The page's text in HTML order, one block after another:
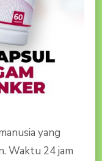
yang
Waktu 24 jam